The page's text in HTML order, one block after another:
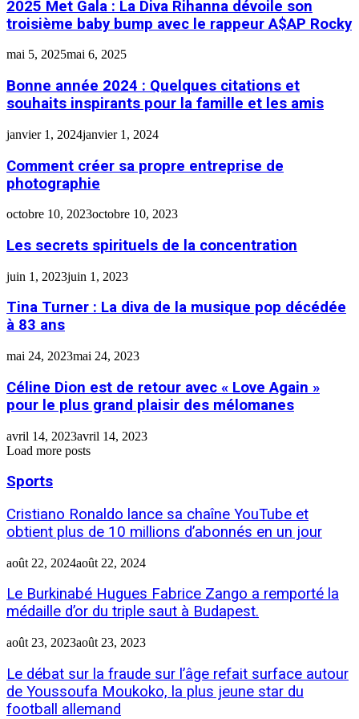
2025 Met Gala : La Diva Rihanna dévoile son
troisième baby bump avec le rappeur A$AP Rocky
mai 5, 2025mai 6, 2025
Bonne année 2024 : Quelques citations et
souhaits inspirants pour la famille et les amis
janvier 1, 2024janvier 1, 2024
Comment créer sa propre entreprise de
photographie
octobre 10, 2023octobre 10, 2023
Les secrets spirituels de la concentration
juin 1, 2023juin 1, 2023
Tina Turner : La diva de la musique pop décédée
à 83 ans
mai 24, 2023mai 24, 2023
Céline Dion est de retour avec « Love Again »
pour le plus grand plaisir des mélomanes
avril 14, 2023avril 14, 2023
Load more posts
Sports
Cristiano Ronaldo lance sa chaîne YouTube et
obtient plus de 10 millions d’abonnés en un jour
août 22, 2024août 22, 2024
Le Burkinabé Hugues Fabrice Zango a remporté la
médaille d’or du triple saut à Budapest.
août 23, 2023août 23, 2023
Le débat sur la fraude sur l’âge refait surface autour
de Youssoufa Moukoko, la plus jeune star du
football allemand